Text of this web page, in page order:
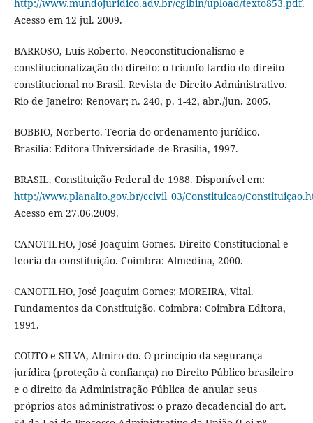
http://www.mundojuridico.adv.br/cgibin/upload/texto853.pdf.
Acesso em 12 jul. 2009.
BARROSO, Luís Roberto. Neoconstitucionalismo e
constitucionalização do direito: o triunfo tardio do direito
constitucional no Brasil. Revista de Direito Administrativo.
Rio de Janeiro: Renovar; n. 240, p. 1-42, abr./jun. 2005.
BOBBIO, Norberto. Teoria do ordenamento jurídico.
Brasília: Editora Universidade de Brasília, 1997.
BRASIL. Constituição Federal de 1988. Disponível em:
http://www.planalto.gov.br/ccivil_03/Constituicao/
Acesso em 27.06.2009.
CANOTILHO, José Joaquim Gomes. Direito Constitucional e
teoria da constituição. Coimbra: Almedina, 2000.
CANOTILHO, José Joaquim Gomes; MOREIRA, Vital.
Fundamentos da Constituição. Coimbra: Coimbra Editora,
1991.
COUTO e SILVA, Almiro do. O princípio da segurança
jurídica (proteção à confiança) no Direito Público brasileiro
e o direito da Administração Pública de anular seus
próprios atos administrativos: o prazo decadencial do art.